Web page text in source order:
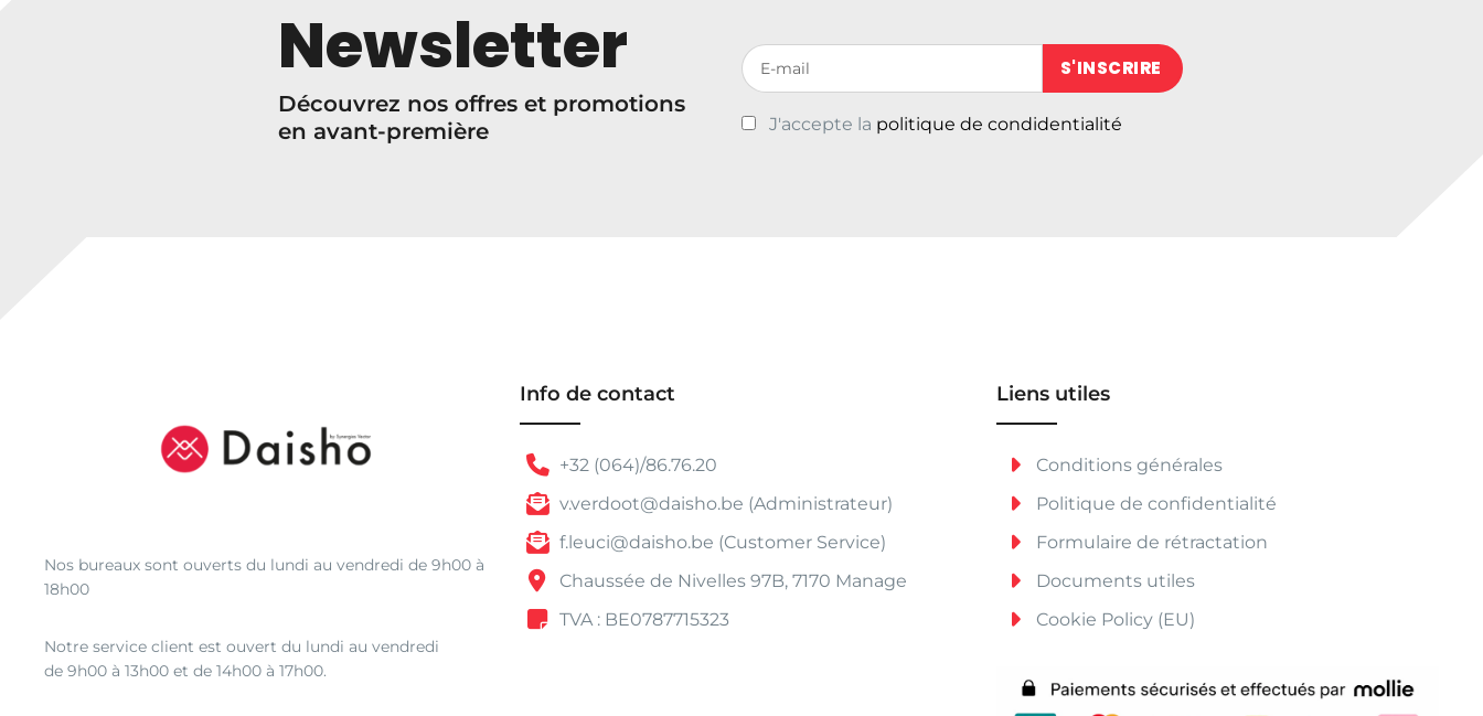
Newsletter
Découvrez nos offres et promotions
en avant-première
Votre adresse de messagerie (obligatoire)
J'accepte la politique de condidentialité
Nos bureaux sont ouverts du lundi au vendredi de 9h00 à
18h00
Notre service client est ouvert du lundi au vendredi
de 9h00 à 13h00 et de 14h00 à 17h00.
Info de contact
+32 (064)/86.76.20
v.verdoot@daisho.be (Administrateur)
f.leuci@daisho.be (Customer Service)
Chaussée de Nivelles 97B, 7170 Manage
TVA : BE0787715323
Liens utiles
Conditions générales
Politique de confidentialité
Formulaire de rétractation
Documents utiles
Cookie Policy (EU)